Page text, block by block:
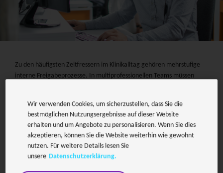
Zu den häufigsten Zeitfressern im Klinikalltag gehören mehrstufige
interne Freigabeprozesse. In multiprofessionellen Teams müssen
erhöhen die rechtliche Sicherheit. Agree&Sign beschleunigt diese
Abläufe und gewährleistet Rechtssicherheit ohne Medienbrüche.
Jetzt Ihre Demo anfordern
Wir verwenden Cookies, um sicherzustellen, dass Sie die
bestmöglichen Nutzungsergebnisse auf dieser Website
erhalten und um Angebote zu personalisieren. Wenn Sie dies
akzeptieren, können Sie die Website weiterhin wie gewohnt
nutzen. Für weitere Details lesen Sie
unsere Datenschutzerklärung.